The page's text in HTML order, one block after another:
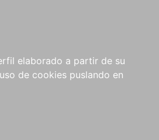
elaborado a partir de su
de cookies puslando en